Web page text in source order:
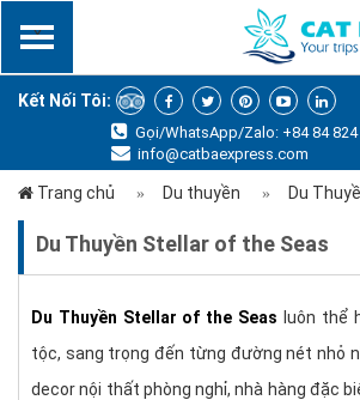
x
Kết Nối Tôi:
Gọi/WhatsApp/Zalo: +84 84 824
info@catbaexpress.com
Trang chủ Du thuyền Du
Du Thuyền Stellar of the Seas
Du Thuyền Stellar of the Seas luôn thể
tộc, sang trọng đến từng đường nét nhỏ
decor nội thất phòng nghỉ, nhà hàng đặc